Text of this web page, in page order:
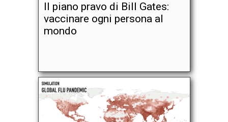
Il piano pravo di Bill Gates:
vaccinare ogni persona al
mondo